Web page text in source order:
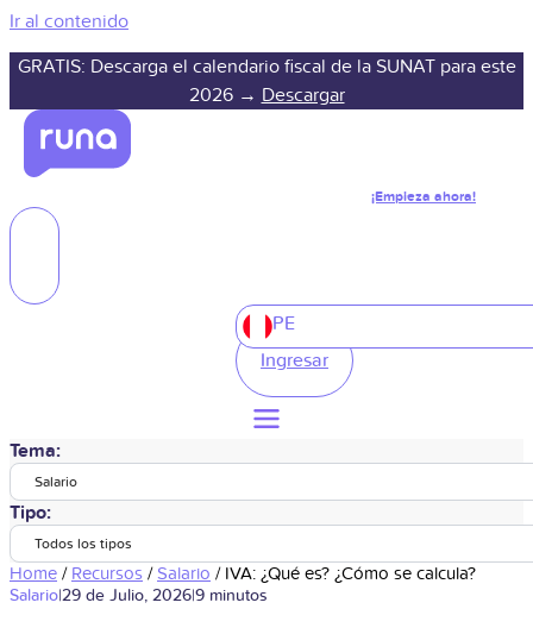
Ir al contenido
GRATIS: Descarga el calendario fiscal de la SUNAT para este
2026 → Descargar
¡Empieza ahora!
PE
Ingresar
Tema:
Salario
Tipo:
Todos los tipos
Home / Recursos /Salario / IVA: ¿Qué es? ¿Cómo se calcula?
Salario|29 de Julio, 2026|9 minutos